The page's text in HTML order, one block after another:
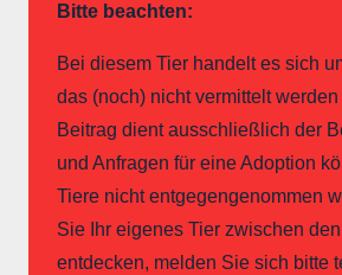
Bitte beachten:
Bei diesem Tier handelt es sich
das (noch) nicht vermittelt
Beitrag dient ausschließlich der
und Anfragen für eine Adoption
Tiere nicht entgegengenommen
Sie Ihr eigenes Tier zwischen
entdecken, melden Sie sich bitte